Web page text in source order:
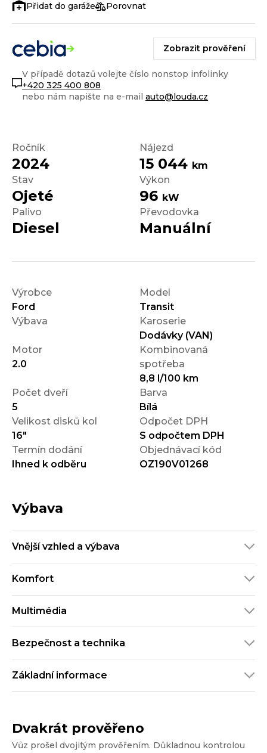
Ročník
2024
Nájezd
15 044 km
Stav
Ojeté
Výkon
96 kW
Palivo
Diesel
Převodovka
Manuální
Výrobce
Ford
Model
Transit
Výbava
Karoserie
Dodávky (VAN)
Motor
2.0
Kombinovaná
spotřeba
8,8 l/100 km
Počet dveří
5
Barva
Bílá
Velikost disků kol
16"
Odpočet DPH
S odpočtem DPH
Termín dodání
Ihned k odběru
Objednávací kód
OZ190V01268
Výbava
Vnější vzhled a výbava
Komfort
Multimédia
Bezpečnost a technika
Základní informace
Dvakrát prověřeno
Vůz prošel dvojitým prověřením. Důkladnou kontrolou
Porovnat
Zobrazit prověření
V případě dotazů volejte číslo nonstop infolinky
+420 325 400 808
nebo nám napište na e-mail auto@louda.cz